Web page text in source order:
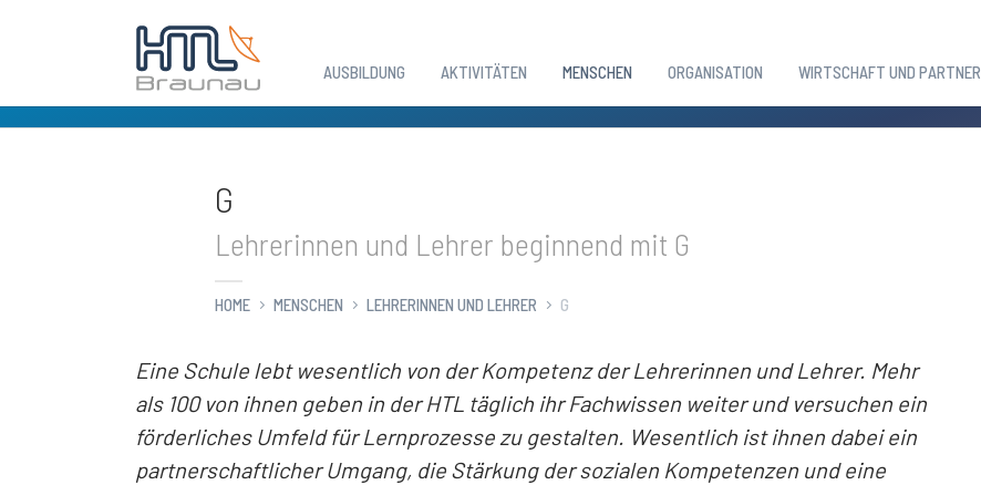
AUSBILDUNG AKTIVITÄTEN MENSCHEN ORGANISATION WIRTSCHAFT UND PARTNER
G
Lehrerinnen und Lehrer beginnend mit G
HOME MENSCHEN LEHRERINNEN UND LEHRER G
Eine Schule lebt wesentlich von der Kompetenz der Lehrerinnen und Lehrer. Mehr
als 100 von ihnen geben in der HTL täglich ihr Fachwissen weiter und versuchen ein
förderliches Umfeld für Lernprozesse zu gestalten. Wesentlich ist ihnen dabei ein
partnerschaftlicher Umgang, die Stärkung der sozialen Kompetenzen und eine